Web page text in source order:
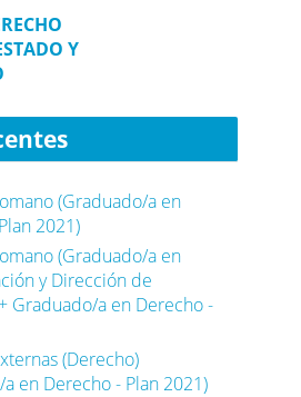
Y
(Graduado/a en
2021)
(Graduado/a en
y Dirección de
Graduado/a en Derecho -
(Derecho)
en Derecho - Plan 2021)